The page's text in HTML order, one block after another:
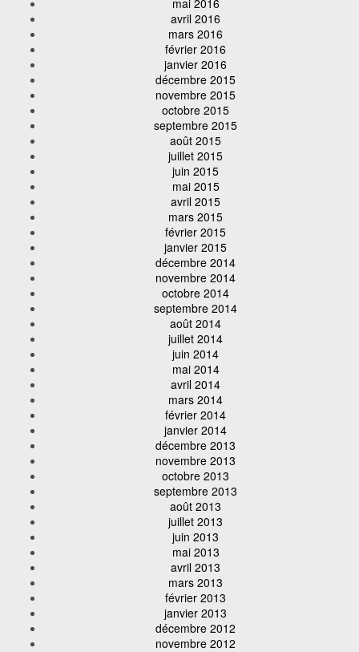
avril 2016
mars 2016
février 2016
janvier 2016
décembre 2015
novembre 2015
octobre 2015
septembre 2015
août 2015
juillet 2015
juin 2015
mai 2015
avril 2015
mars 2015
février 2015
janvier 2015
décembre 2014
novembre 2014
octobre 2014
septembre 2014
août 2014
juillet 2014
juin 2014
mai 2014
avril 2014
mars 2014
février 2014
janvier 2014
décembre 2013
novembre 2013
octobre 2013
septembre 2013
août 2013
juillet 2013
juin 2013
mai 2013
avril 2013
mars 2013
février 2013
janvier 2013
décembre 2012
novembre 2012